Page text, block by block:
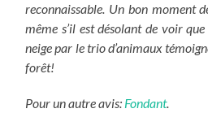
reconnaissable. Un bon moment
même s’il est désolant de voir
neige par le trio d’animaux
forêt!
Pour un autre avis: Fondant.